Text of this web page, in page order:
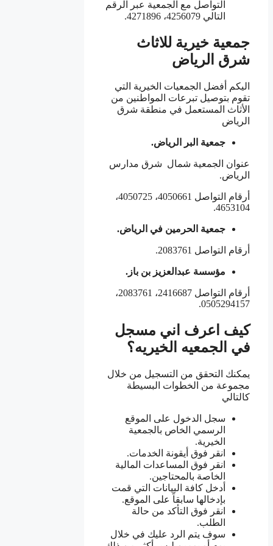
التواصل مع الجمعية عبر الرقم
التالي 4256079، 4271896.
جمعية خيرية للاثاث
شرق الرياض
اليكم أفضل الجمعيات الخيرية التي
تقوم بتوصيل تبرعات المواطنين من
الأثاث المستعمل في منطقة شرق
الرياض
جمعية البر الرياض.
عنوان الجمعية شمال شرق مدارس
الرياض.
أرقام التواصل 4050661‏، 4050725،
4653104.
جمعية الحرمين في الرياض.
أرقام التواصل 2083761.
مؤسسة عبدالعزيز بن باز.
أرقام التواصل 2416687، 2083761،
0505294157.
كيف اعرف اني مسجل
في الجمعيه الخيريه؟
يمكنك التحقق من التسجيل من خلال
مجموعة من الخطوات البسيطة
كالتالي
سجل الدخول على الموقع
الرسمي الخاص بالجمعية
الخيرية.
انقر فوق أيقونة الخدمات.
انقر فوق المساعدات المالية
الخاصة بالمحتاجين.
أدخل كافة البيانات التي قمت
بإدخالها سابقاً على الموقع.
انقر فوق التأكد من حالة
الطلب.
سوف يتم الرد عليك في خلال